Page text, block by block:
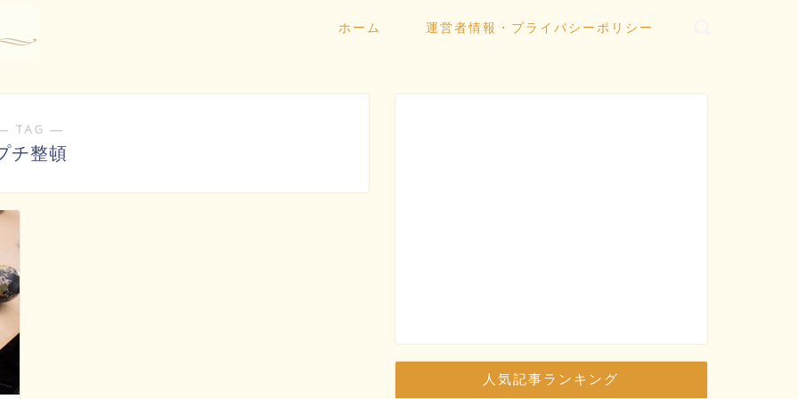
ホーム 運営者情報・プライバシーポリシー
TAG ―
チ整頓
人気記事ランキング